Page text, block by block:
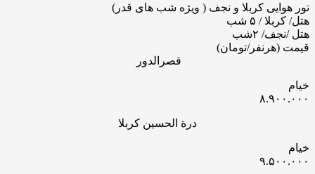
تور هوایی کربلا و نجف ( ویژه شب های قدر)
هتل/ کربلا / ۵ شب
هتل /نجف/ ۲شب
قیمت (هرنفر/تومان)
قصرالدور
خیام
۸.۹۰۰.۰۰۰
درة الحسین کربلا
خیام
۹.۵۰۰.۰۰۰